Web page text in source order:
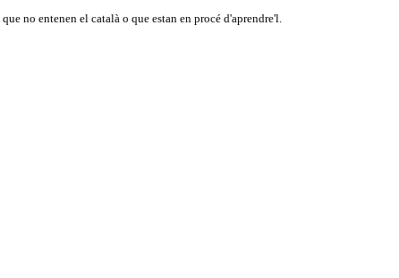
no entenen el català o que estan en procé d'aprendre'l.